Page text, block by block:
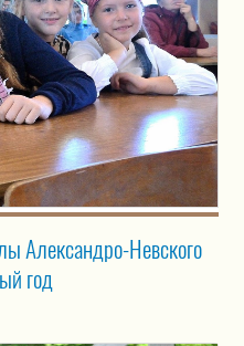
Александро-Невского
год